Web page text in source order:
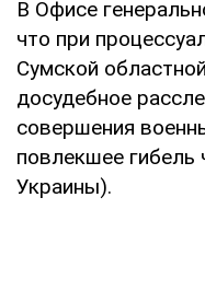
В Офисе
что при
Сумской
досудебное
совершения
повлекшее гибель
Украины).